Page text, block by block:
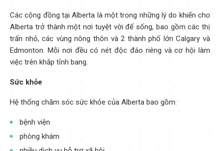
Các cộng đồng tại Alberta là một trong những lý do khiến cho
Alberta trở thành một nơi tuyệt vời để sống, bao gồm các thị
trấn nhỏ, các vùng nông thôn và 2 thành phố lớn Calgary và
Edmonton. Mỗi nơi đều có nét độc đáo riêng và cơ hội làm
việc trên khắp tỉnh bang.
Sức khỏe
Hệ thống chăm sóc sức khỏe của Alberta bao gồm:
bệnh viện
phòng khám